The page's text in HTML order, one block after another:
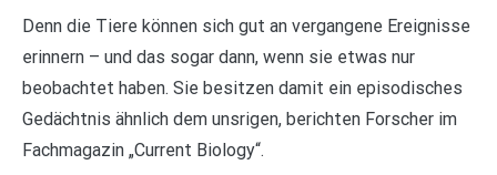
Denn die Tiere können sich gut an vergangene Ereignisse
erinnern – und das sogar dann, wenn sie etwas nur
beobachtet haben. Sie besitzen damit ein episodisches
Gedächtnis ähnlich dem unsrigen, berichten Forscher im
Fachmagazin „Current Biology“.